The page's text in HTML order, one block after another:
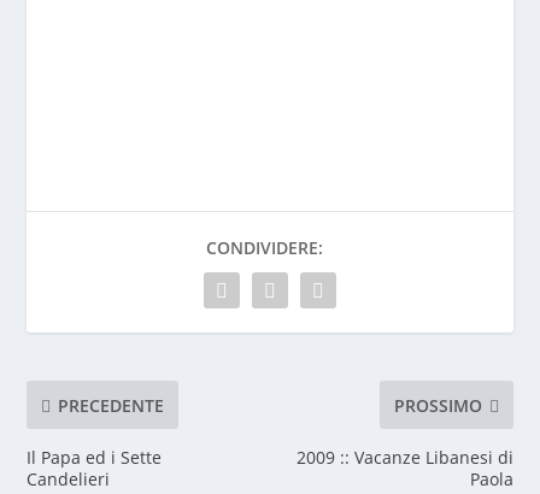
CONDIVIDERE:
PRECEDENTE
Il Papa ed i Sette
Candelieri
PROSSIMO
2009 :: Vacanze Libanesi di
Paola